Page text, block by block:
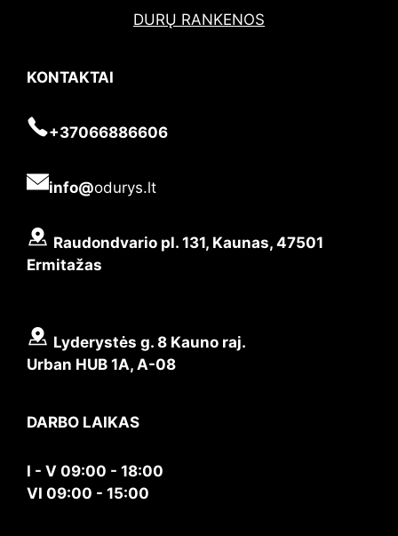
DURŲ RANKENOS
KONTAKTAI
+37066886606
info@odurys.lt
Raudondvario pl. 131, Kaunas, 47501
Ermitažas
Lyderystės g. 8 Kauno raj.
Urban HUB 1A, A-08
DARBO LAIKAS
I - V 09:00 - 18:00
VI 09:00 - 15:00